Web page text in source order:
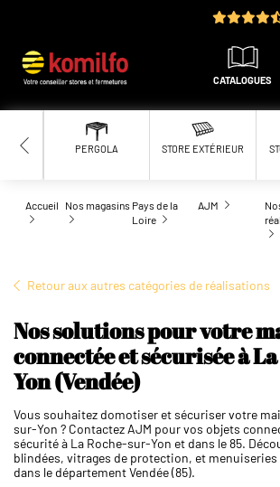
CATALOGUES
PERGOLA STORE EXTÉRIEUR
Accueil Nos magasins Pays de la
Loire
AJM
Retour aux autres catégories de réalisations
Nos solutions pour votre
connectée et sécurisée à
Yon (Vendée)
Vous souhaitez domotiser et sécuriser votre
sur-Yon ? Contactez AJM pour vos objets
sécurité à La Roche-sur-Yon et dans le 85.
blindées, vitrages de protection, et
dans le département Vendée (85).